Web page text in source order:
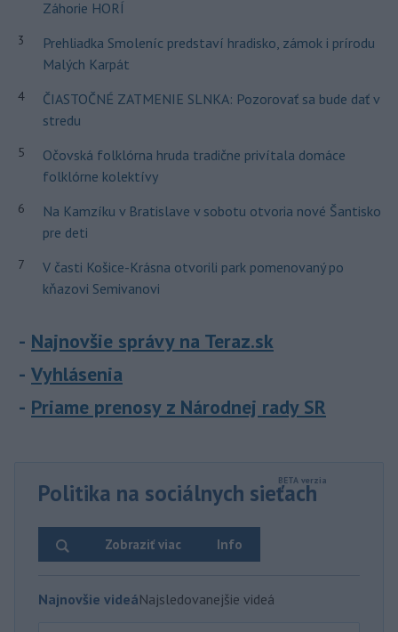
Záhorie HORÍ
3
Prehliadka Smoleníc predstaví hradisko, zámok i prírodu
Malých Karpát
4
ČIASTOČNÉ ZATMENIE SLNKA: Pozorovať sa bude dať v
stredu
5
Očovská folklórna hruda tradične privítala domáce
folklórne kolektívy
6
Na Kamzíku v Bratislave v sobotu otvoria nové Šantisko
pre deti
7
V časti Košice-Krásna otvorili park pomenovaný po
kňazovi Semivanovi
Najnovšie správy na Teraz.sk
Vyhlásenia
Priame prenosy z Národnej rady SR
Politika na sociálnych sieťach
Info
Zobraziť viac
Najnovšie videáNajsledovanejšie videá